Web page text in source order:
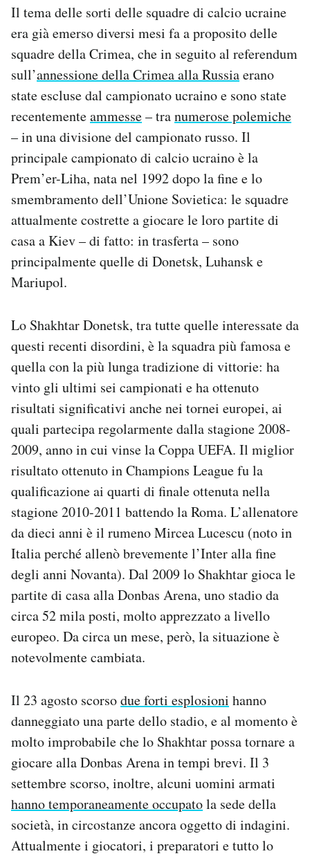
Il tema delle sorti delle squadre di calcio ucraine
era già emerso diversi mesi fa a proposito delle
squadre della Crimea, che in seguito al referendum
sull’annessione della Crimea alla Russiaerano
state escluse dal campionato ucraino e sono state
recentementeammesse– tranumerose polemiche
– in una divisione del campionato russo. Il
principale campionato di calcio ucraino è la
Prem’er-Liha, nata nel 1992 dopo la fine e lo
smembramento dell’Unione Sovietica: le squadre
attualmente costrette a giocare le loro partite di
casa a Kiev – di fatto: in trasferta – sono
principalmente quelle di Donetsk, Luhansk e
Mariupol.
Lo Shakhtar Donetsk, tra tutte quelle interessate da
questi recenti disordini, è la squadra più famosa e
quella con la più lunga tradizione di vittorie: ha
vinto gli ultimi sei campionati e ha ottenuto
risultati significativi anche nei tornei europei, ai
quali partecipa regolarmente dalla stagione 2008-
2009, anno in cui vinse la Coppa UEFA. Il miglior
risultato ottenuto in Champions League fu la
qualificazione ai quarti di finale ottenuta nella
stagione 2010-2011 battendo la Roma. L’allenatore
da dieci anni è il rumeno Mircea Lucescu (noto in
Italia perché allenò brevemente l’Inter alla fine
degli anni Novanta). Dal 2009 lo Shakhtar gioca le
partite di casa alla Donbas Arena, uno stadio da
circa 52 mila posti, molto apprezzato a livello
europeo. Da circa un mese, però, la situazione è
notevolmente cambiata.
Il 23 agosto scorsodue forti esplosioni hanno
danneggiato una parte dello stadio, e al momento è
molto improbabile che lo Shakhtar possa tornare a
giocare alla Donbas Arena in tempi brevi. Il 3
settembre scorso, inoltre, alcuni uomini armati
hanno temporaneamente occupatola sede della
società, in circostanze ancora oggetto di indagini.
Attualmente i giocatori, i preparatori e tutto lo